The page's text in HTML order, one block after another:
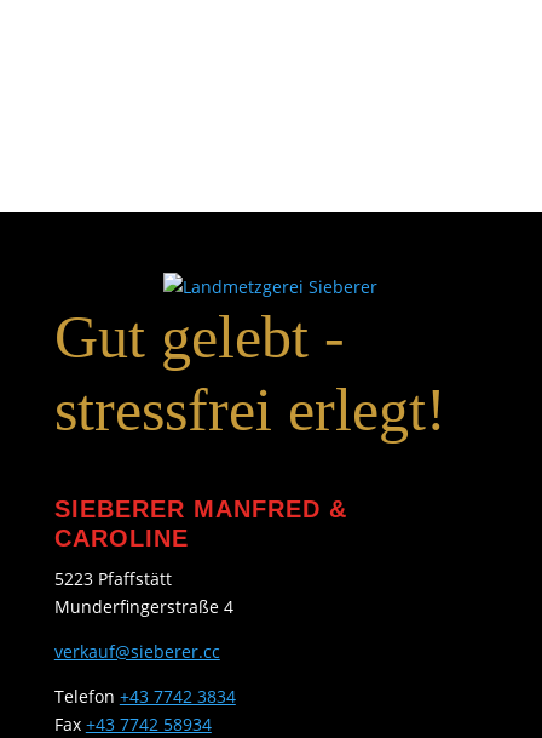
Gut gelebt -
stressfrei erlegt!
SIEBERER MANFRED &
CAROLINE
5223 Pfaffstätt
Munderfingerstraße 4
verkauf@sieberer.cc
Telefon +43 7742 3834
Fax +43 7742 58934